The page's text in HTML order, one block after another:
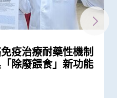
疫治療耐藥性機制
除廢餵食」新功能
全球首個由中國學
症委員會報告 預
倍 六成肝癌病...
肝癌免疫治療的抗
腫瘤由「冷」轉
胞滅癌 助發展更有
誘發肝癌基因 解
高之謎
囊心包切開術治療
率大減8成 患者免
引流之苦
瘤學教授陳林教授
良藥」
合 帶領亞洲策略
胞變異機理 為腎
免疫療法對晚期鼻
性脂肪肝誘發肝癌
療栓塞術」有效延
活期兩倍
者仍存罹患肝癌風
疫逃脱新機制 開
向
醇消融術 」治肝
滅腫瘤
估指數 準確預測
癌復發 中大代表
乙肝治療指引